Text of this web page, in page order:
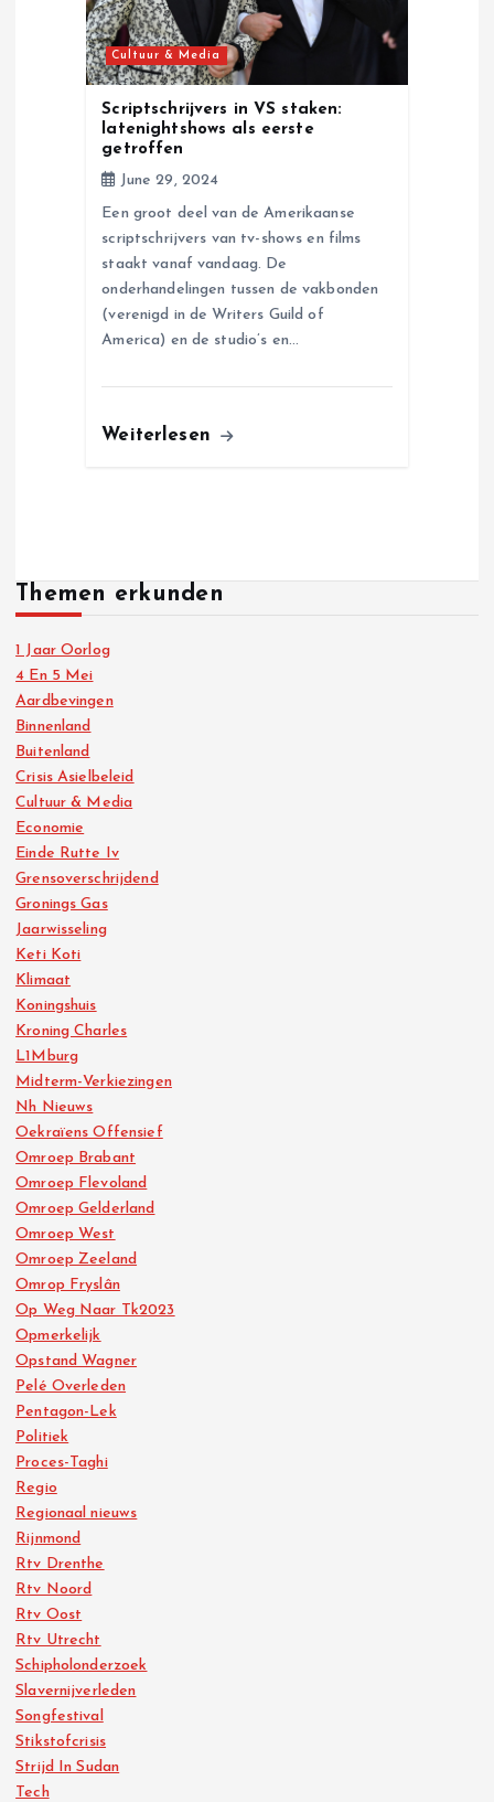
Cultuur & Media
Scriptschrijvers in VS staken:
latenightshows als eerste
getroffen
June 29, 2024
Een groot deel van de Amerikaanse
scriptschrijvers van tv-shows en films
staakt vanaf vandaag. De
onderhandelingen tussen de vakbonden
(verenigd in de Writers Guild of
America) en de studio’s en…
Weiterlesen
Themen erkunden
1 Jaar Oorlog
4 En 5 Mei
Aardbevingen
Binnenland
Buitenland
Crisis Asielbeleid
Cultuur & Media
Economie
Einde Rutte Iv
Grensoverschrijdend
Gronings Gas
Jaarwisseling
Keti Koti
Klimaat
Koningshuis
Kroning Charles
L1Mburg
Midterm-Verkiezingen
Nh Nieuws
Oekraïens Offensief
Omroep Brabant
Omroep Flevoland
Omroep Gelderland
Omroep West
Omroep Zeeland
Omrop Fryslân
Op Weg Naar Tk2023
Opmerkelijk
Opstand Wagner
Pelé Overleden
Pentagon-Lek
Politiek
Proces-Taghi
Regio
Regionaal nieuws
Rijnmond
Rtv Drenthe
Rtv Noord
Rtv Oost
Rtv Utrecht
Schipholonderzoek
Slavernijverleden
Songfestival
Stikstofcrisis
Strijd In Sudan
Tech